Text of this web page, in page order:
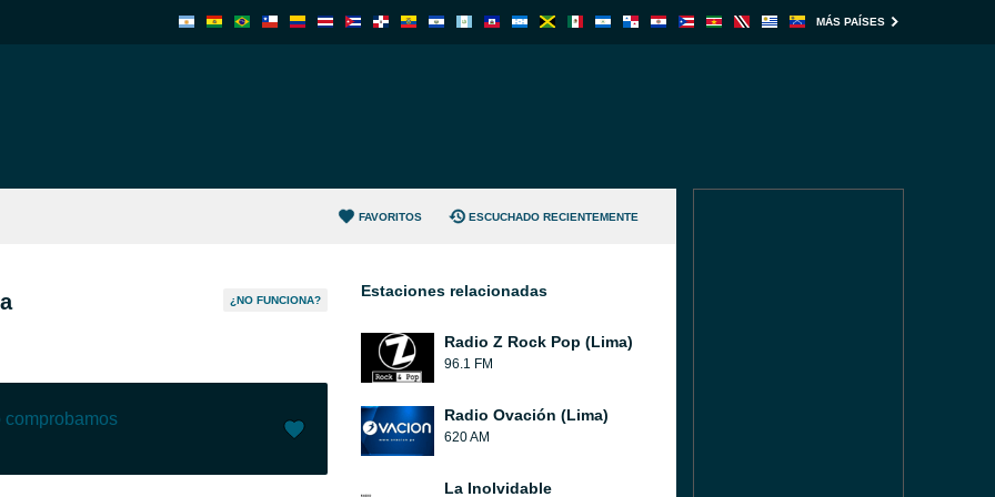
MÁS PAÍSES
FAVORITOS ESCUCHADO RECIENTEMENTE
¿NO FUNCIONA?
comprobamos
Estaciones relacionadas
Radio Z Rock Pop (Lima)
96.1 FM
Radio Ovación (Lima)
620 AM
La Inolvidable